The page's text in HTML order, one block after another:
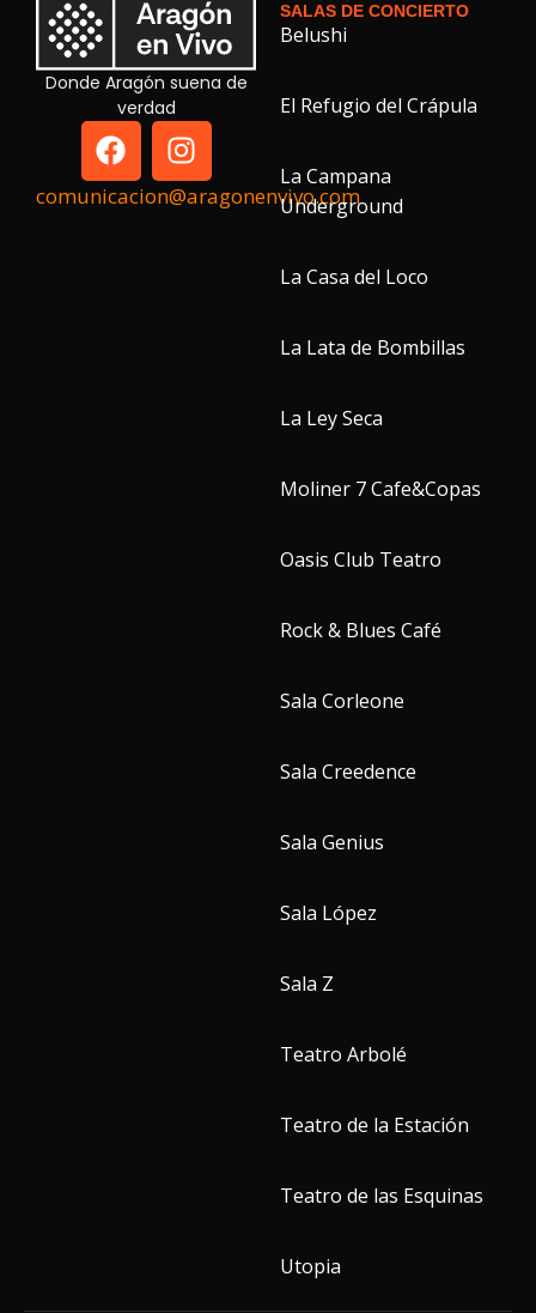
Donde Aragón suena de
verdad
comunicacion@aragonenvivo.com
SALAS DE CONCIERTO
Belushi
El Refugio del Crápula
La Campana
Underground
La Casa del Loco
La Lata de Bombillas
La Ley Seca
Moliner 7 Cafe&Copas
Oasis Club Teatro
Rock & Blues Café
Sala Corleone
Sala Creedence
Sala Genius
Sala López
Sala Z
Teatro Arbolé
Teatro de la Estación
Teatro de las Esquinas
Utopia